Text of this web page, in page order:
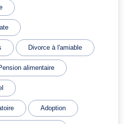
Divorce à l'amiable
alimentaire
Adoption